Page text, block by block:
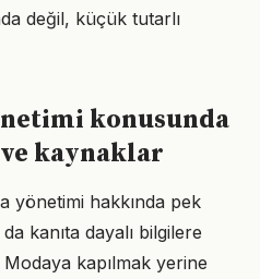
değil, küçük tutarlı
konusunda
kaynaklar
yönetimi hakkında pek
kanıta dayalı bilgilere
kapılmak yerine